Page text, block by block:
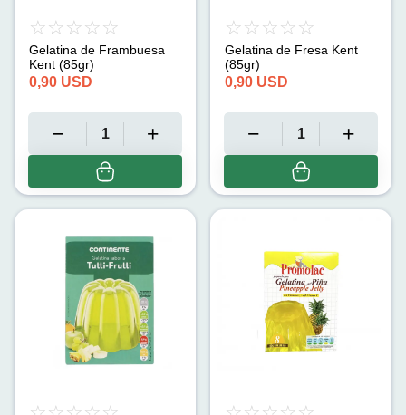
Gelatina de Frambuesa
Kent (85gr)
0,90 USD
Gelatina de Fresa Kent
(85gr)
0,90 USD